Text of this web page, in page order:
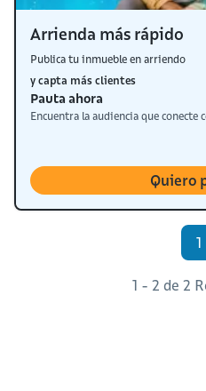
Arrienda más rápido
Publica tu inmueble en arriendo
y capta más clientes
Pauta ahora
Encuentra la audiencia que conecte
Quiero
1
1 - 2 de 2